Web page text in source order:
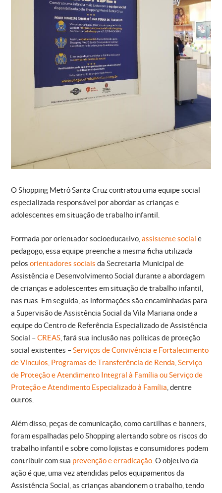
O Shopping Metrô Santa Cruz contratou uma equipe social
especializada responsável por abordar as crianças e
adolescentes em situação de trabalho infantil.
Formada por orientador socioeducativo, assistente social e
pedagogo, essa equipe preenche a mesma ficha utilizada
pelos orientadores sociais da Secretaria Municipal de
Assistência e Desenvolvimento Social durante a abordagem
de crianças e adolescentes em situação de trabalho infantil,
nas ruas. Em seguida, as informações são encaminhadas para
a Supervisão de Assistência Social da Vila Mariana onde a
equipe do Centro de Referência Especializado de Assistência
Social –CREAS , fará sua inclusão nas políticas de proteção
social existentes –Serviços de Convivência e Fortalecimento
de Vínculos, Programas de Transferência de Renda, Serviço
de Proteção e Atendimento Integral à Família ou Serviço de
Proteção e Atendimento Especializado à Família , dentre
outros.
Além disso, peças de comunicação, como cartilhas e banners,
foram espalhadas pelo Shopping alertando sobre os riscos do
trabalho infantil e sobre como lojistas e consumidores podem
contribuir com sua prevenção e erradicação . O objetivo da
ação é que, uma vez atendidas pelos equipamentos da
Assistência Social, as crianças abandonem o trabalho, tendo